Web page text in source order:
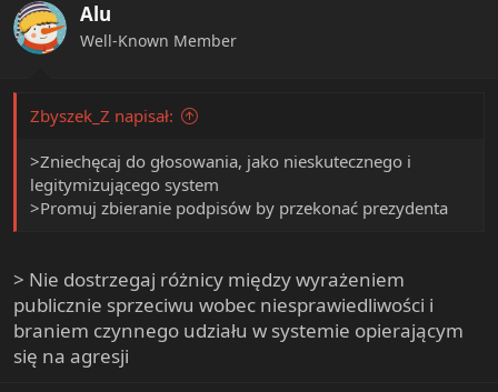
o
n
s
Alu
Well-Known Member
Zbyszek_Z napisał:
>Zniechęcaj do głosowania, jako nieskutecznego i
legitymizującego system
>Promuj zbieranie podpisów by przekonać prezydenta
> Nie dostrzegaj różnicy między wyrażeniem
publicznie sprzeciwu wobec niesprawiedliwości i
braniem czynnego udziału w systemie opierającym
się na agresji